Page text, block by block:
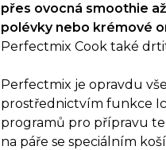
přes ovocná smoothie
polévky nebo krémové
Perfectmix Cook také
Perfectmix je opravdu
prostřednictvím funkce
programů pro přípravu
na páře se speciálním